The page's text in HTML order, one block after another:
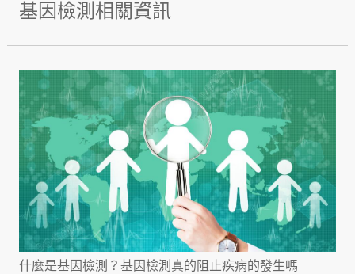
基因檢測相關資訊
什麼是基因檢測？基因檢測真的阻止疾病的發生嗎